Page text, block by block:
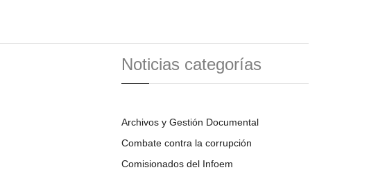
Noticias categorías
Archivos y Gestión Documental
Combate contra la corrupción
Comisionados del Infoem